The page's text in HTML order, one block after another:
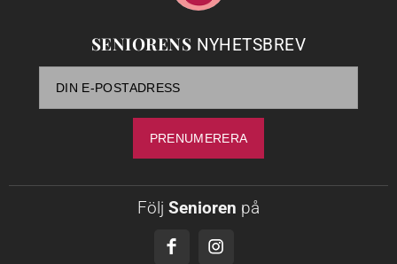
SENIORENS NYHETSBREV
Följ Senioren på